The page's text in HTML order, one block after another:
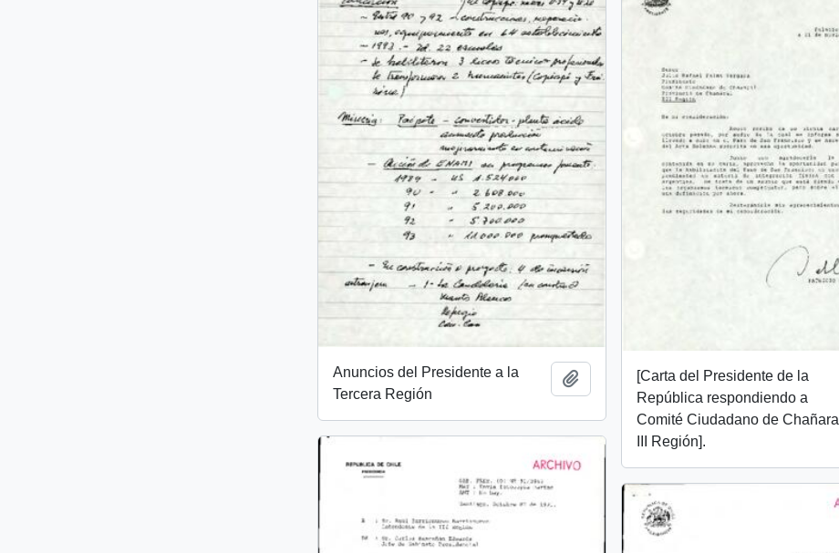
Anuncios del Presidente a la
Tercera Región
Añadir al portapapeles
[Carta del Presidente de la
República respondiendo a
Comité Ciudadano de Chañaral
III Región].